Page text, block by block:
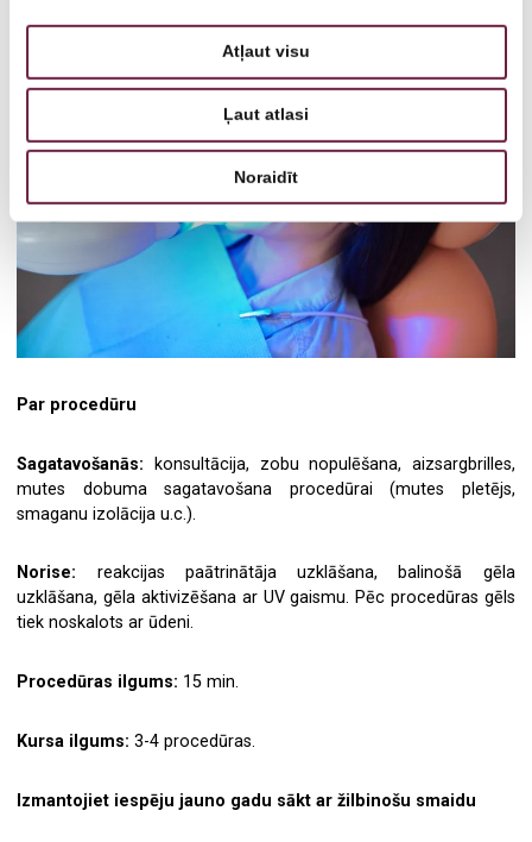
Atļaut visu
Ļaut atlasi
Noraidīt
Par procedūru
Sagatavošanās: konsultācija, zobu nopulēšana, aizsargbrilles,
mutes dobuma sagatavošana procedūrai (mutes pletējs,
smaganu izolācija u.c.).
Norise: reakcijas paātrinātāja uzklāšana, balinošā gēla
uzklāšana, gēla aktivizēšana ar UV gaismu. Pēc procedūras gēls
tiek noskalots ar ūdeni.
Procedūras ilgums: 15 min.
Kursa ilgums: 3-4 procedūras.
Izmantojiet iespēju jauno gadu sākt ar žilbinošu smaidu